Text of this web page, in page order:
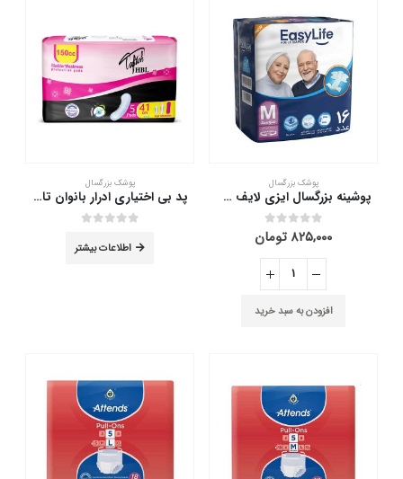
پوشک بزرگسال
پوشینه بزرگسال ایزی لایف سایز متوسط بسته 16 عددی
۸۲۵,۰۰۰ تومان
افزودن به سبد خرید
پوشک بزرگسال
پد بی اختیاری ادرار بانوان تافته 5 عدد
اطلاعات بیشتر